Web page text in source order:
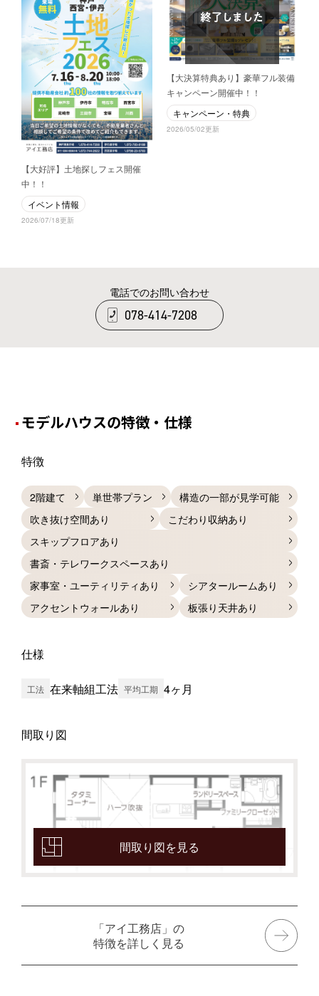
【大好評】土地探しフェス開催
中！！
イベント情報
2026/07/18更新
【大決算特典あり】豪華フル装備
キャンペーン開催中！！
キャンペーン・特典
2026/05/02更新
電話でのお問い合わせ
078-414-7208
モデルハウスの特徴・仕様
特徴
2階建て 単世帯プラン
構造の一部が見学可能
吹き抜け空間あり
こだわり収納あり
スキップフロアあり
書斎・テレワークスペースあり
家事室・ユーティリティあり
シアタールームあり
アクセントウォールあり
板張り天井あり
仕様
工法 在来軸組工法 平均工期 4ヶ月
間取り図
間取り図を見る
「アイ工務店」の
特徴を詳しく見る